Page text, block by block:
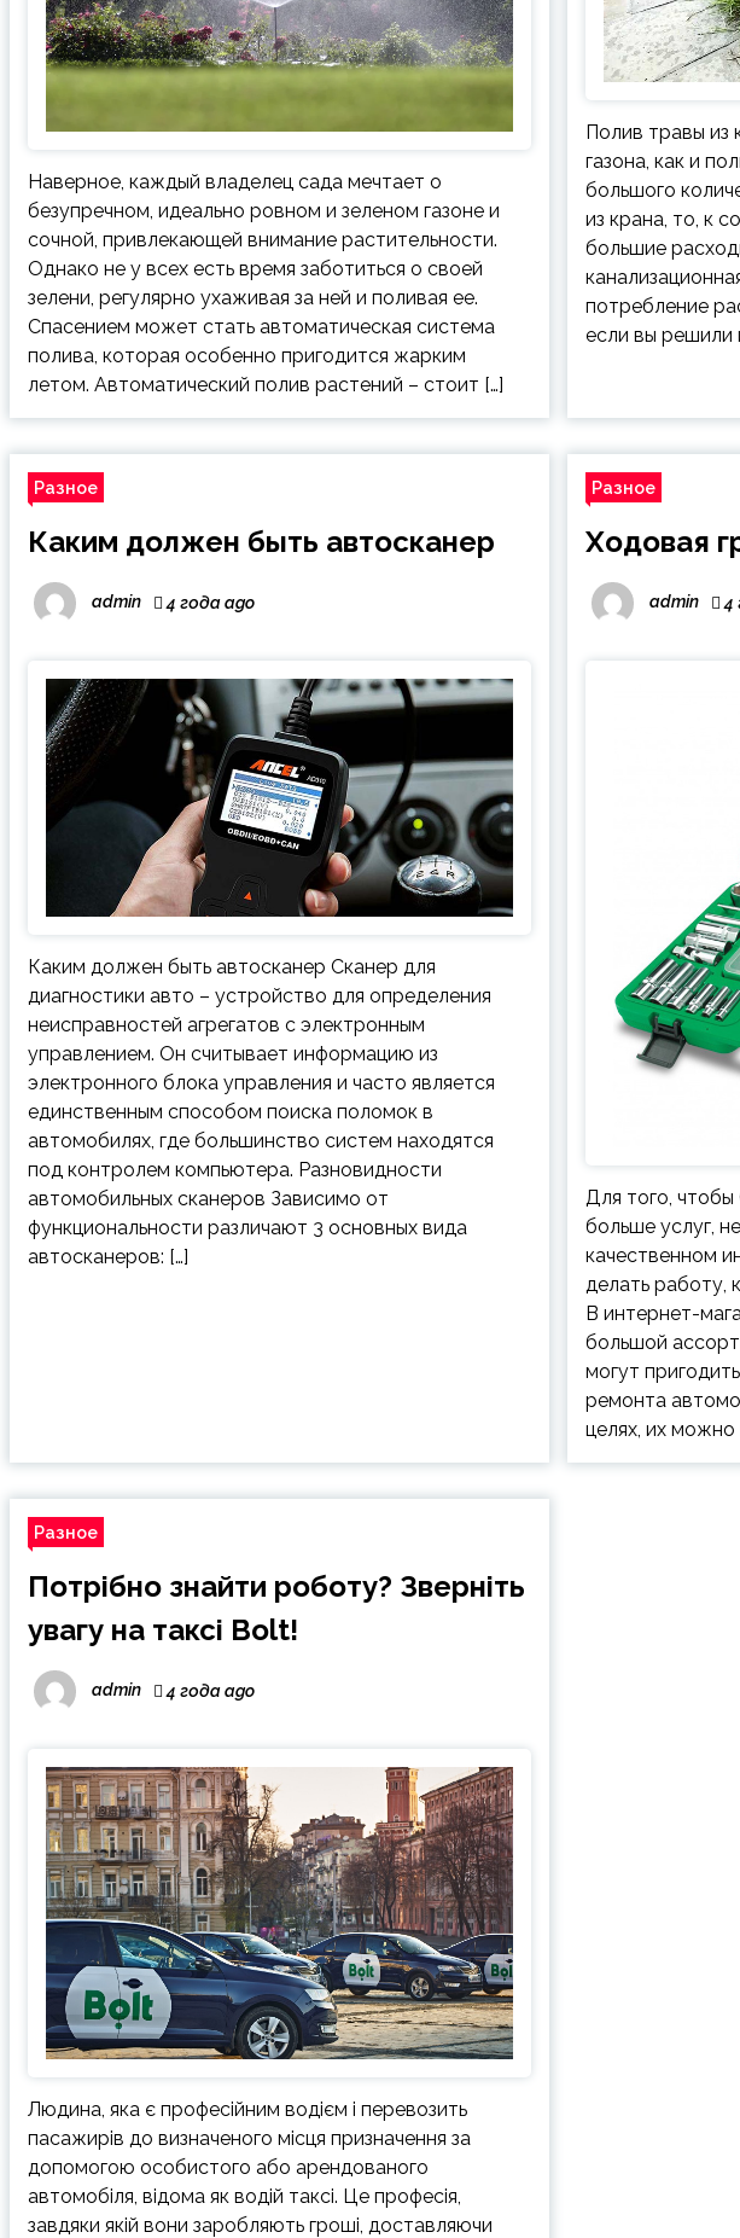
Наверное, каждый владелец сада мечтает о
безупречном, идеально ровном и зеленом газоне и
сочной, привлекающей внимание растительности.
Однако не у всех есть время заботиться о своей
зелени, регулярно ухаживая за ней и поливая ее.
Спасением может стать автоматическая система
полива, которая особенно пригодится жарким
летом. Автоматический полив растений – стоит […]
Полив травы из
газона, как и
большого
из крана, то, к
большие
потребление
если вы решили
Разное
Каким должен быть автосканер
admin 4 года ago
Каким должен быть автосканер Сканер для
диагностики авто – устройство для определения
неисправностей агрегатов с электронным
управлением. Он считывает информацию из
электронного блока управления и часто является
единственным способом поиска поломок в
автомобилях, где большинство систем находятся
под контролем компьютера. Разновидности
автомобильных сканеров Зависимо от
функциональности различают 3 основных вида
автосканеров: […]
Разное
Ходовая
admin 4
Для того,
больше услуг,
качественном
делать работу,
В интернет-
большой
могут
ремонта
целях, их можно
Разное
Потрібно знайти роботу? Зверніть
увагу на таксі Bolt!
admin 4 года ago
Людина, яка є професійним водієм і перевозить
пасажирів до визначеного місця призначення за
допомогою особистого або арендованого
автомобіля, відома як водій таксі. Це професія,
завдяки якій вони заробляють гроші, доставляючи